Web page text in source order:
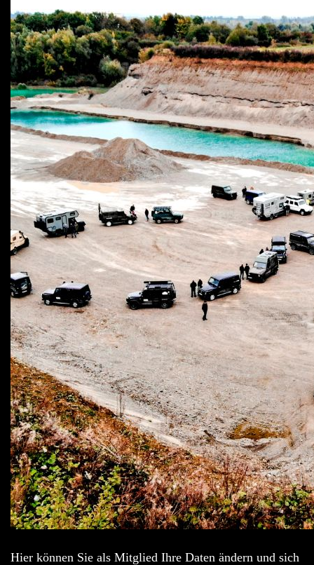
Hier können Sie als Mitglied Ihre Daten ändern und sich